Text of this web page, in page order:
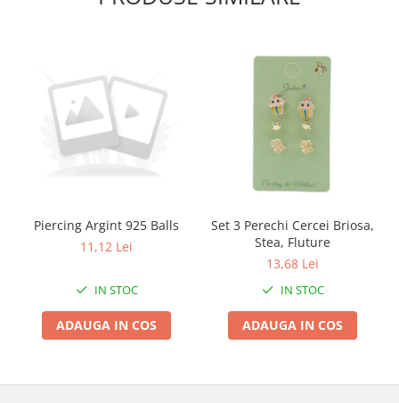
Zdrobitoare electrice
Zdrobitoare electrice & manuale
Zdrobitoare manuale
Masini de cusut si accesorii
Suflante si aspiratoare exterior
Unelte altoit
Stropitori
Folie si plase pt plante
Masini batut stalpi
Piercing Argint 925 Balls
11,12 Lei
IN STOC
ADAUGA IN COS
Set 3 Perechi Cercei Briosa,
Stea, Fluture
13,68 Lei
IN STOC
ADAUGA IN COS